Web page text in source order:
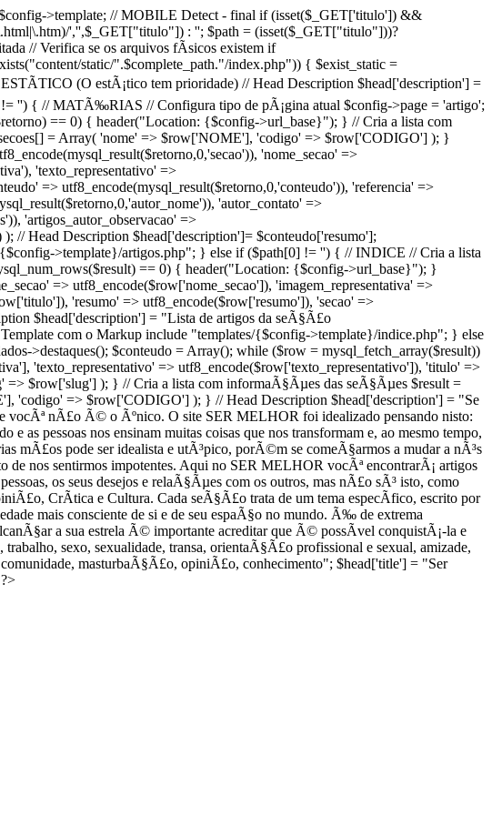
>template; // MOBILE Detect - final if (isset($_GET['titulo']) &&
','',$_GET["titulo"]) : ''; $path = (isset($_GET["titulo"]))?
// Verifica se os arquivos fÃ­sicos existem if
static/".$complete_path."/index.php")) { $exist_static =
(O estÃ¡tico tem prioridade) // Head Description $head['description'] =
'') { // MATÃ‰RIAS // Configura tipo de pÃ¡gina atual $config->page = 'artigo';
== 0) { header("Location: {$config->url_base}"); } // Cria a lista com
= Array( 'nome' => $row['NOME'], 'codigo' => $row['CODIGO'] ); }
'nome_secao' =>
'texto_representativo' =>
=> utf8_encode(mysql_result($retorno,0,'conteudo')), 'referencia' =>
'autor_contato' =>
'artigos_autor_observacao' =>
// Head Description $head['description']= $conteudo['resumo'];
>template}/artigos.php"; } else if ($path[0] != '') { // INDICE // Cria a lista
== 0) { header("Location: {$config->url_base}"); }
=> utf8_encode($row['nome_secao']), 'imagem_representativa' =>
'resumo' => utf8_encode($row['resumo']), 'secao' =>
$head['description'] = "Lista de artigos da seÃ§Ã£o
com o Markup include "templates/{$config->template}/indice.php"; } else
>destaques(); $conteudo = Array(); while ($row = mysql_fetch_array($result))
'texto_representativo' => utf8_encode($row['texto_representativo']), 'titulo' =>
$row['slug'] ); } // Cria a lista com informaÃ§Ãµes das seÃ§Ãµes $result =
'codigo' => $row['CODIGO'] ); } // Head Description $head['description'] = "Se
vocÃª nÃ£o Ã© o Ãºnico. O site SER MELHOR foi idealizado pensando nisto:
as pessoas nos ensinam muitas coisas que nos transformam e, ao mesmo tempo,
mÃ£os pode ser idealista e utÃ³pico, porÃ©m se comeÃ§armos a mudar a nÃ³s
de nos sentirmos impotentes. Aqui no SER MELHOR vocÃª encontrarÃ¡ artigos
os seus desejos e relaÃ§Ãµes com os outros, mas nÃ£o sÃ³ isto, como
CrÃ­tica e Cultura. Cada seÃ§Ã£o trata de um tema especÃ­fico, escrito por
mais consciente de si e de seu espaÃ§o no mundo. Ã‰ de extrema
a sua estrela Ã© importante acreditar que Ã© possÃ­vel conquistÃ¡-la e
sexo, sexualidade, transa, orientaÃ§Ã£o profissional e sexual, amizade,
masturbaÃ§Ã£o, opiniÃ£o, conhecimento"; $head['title'] = "Ser